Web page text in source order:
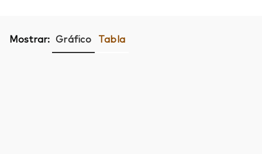
Mostrar: Gráfico Tabla